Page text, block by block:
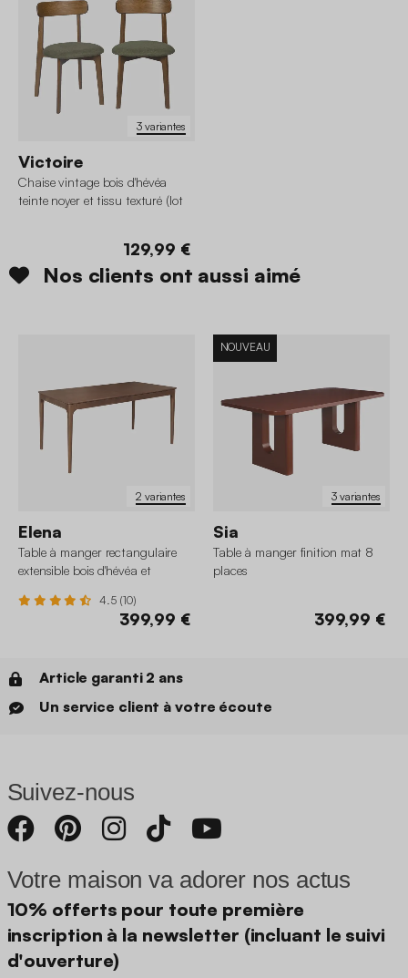
3 variantes
Victoire
Chaise vintage bois d'hévéa
teinte noyer et tissu texturé (lot
129,99 €
Nos clients ont aussi aimé
2 variantes
Elena
Table à manger rectangulaire
extensible bois d'hévéa et
4.5 (10)
399,99 €
3 variantes
NOUVEAU
Sia
Table à manger finition mat 8
places
399,99 €
Article garanti 2 ans
Un service client à votre écoute
Suivez-nous
Votre maison va adorer nos actus
10% offerts pour toute première
inscription à la newsletter (incluant le suivi
d'ouverture)